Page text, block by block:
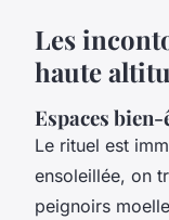
Les
haute
Espaces
Le rituel est
ensoleillée, on
peignoirs